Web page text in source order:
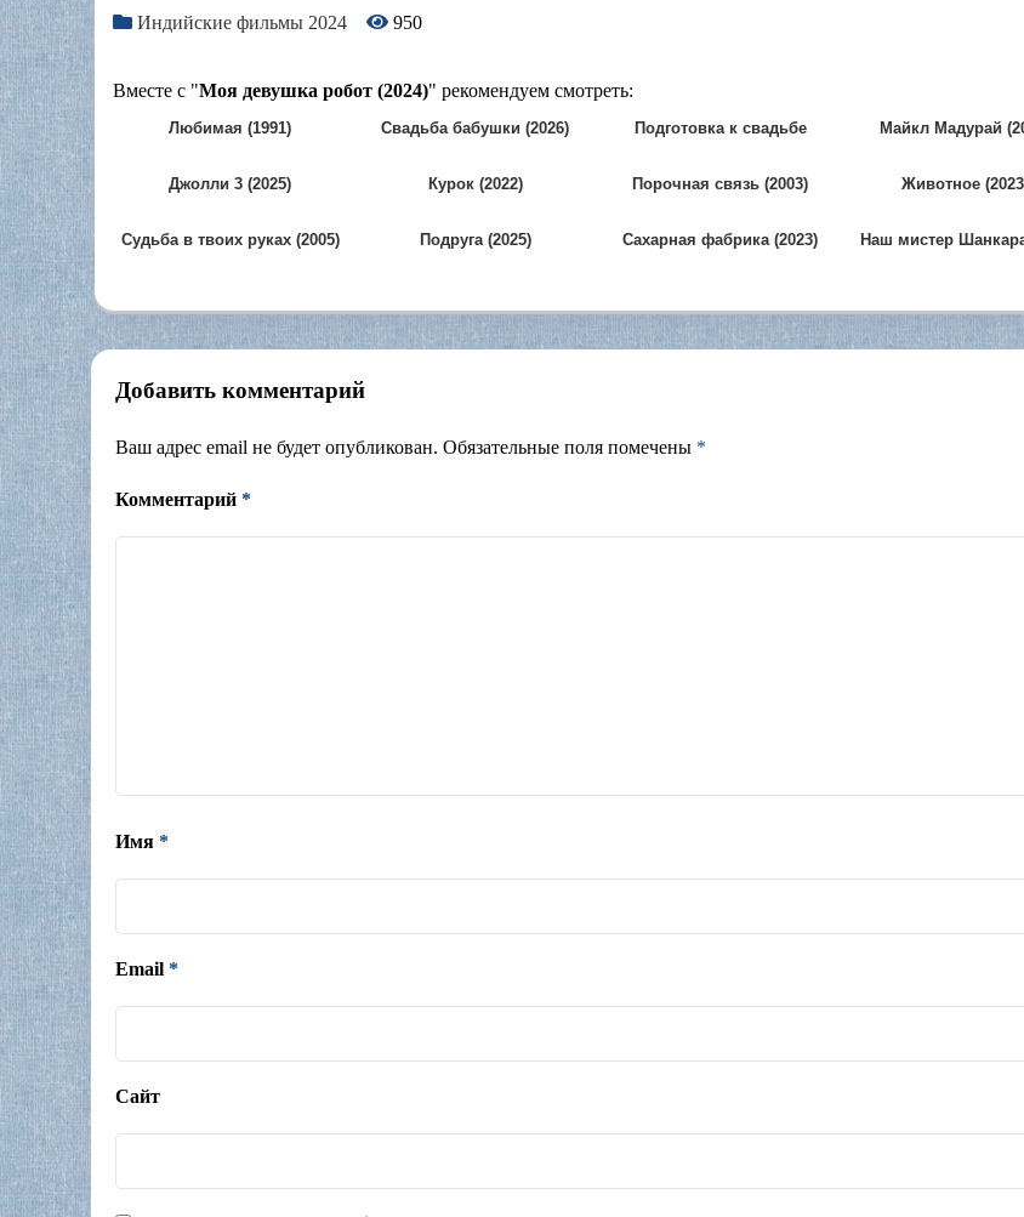
Индийские фильмы 2024 950
Вместе с "Моя девушка робот (2024)" рекомендуем смотреть:
Любимая (1991) Свадьба бабушки (2026)
Подготовка к свадьбе
Майкл Мадурай
Джолли 3 (2025) Курок (2022) Порочная связь (2003) Животное
Судьба в твоих руках (2005) Подруга (2025) Сахарная фабрика (2023)
Наш мистер
Добавить комментарий
Ваш адрес email не будет опубликован. Обязательные поля помечены *
Комментарий *
Имя *
Email *
Сайт